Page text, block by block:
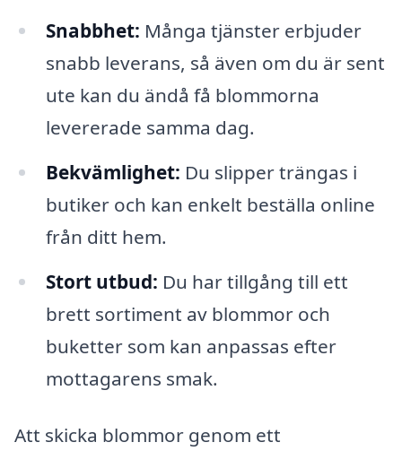
Snabbhet: Många tjänster erbjuder
snabb leverans, så även om du är sent
ute kan du ändå få blommorna
levererade samma dag.
Bekvämlighet: Du slipper trängas i
butiker och kan enkelt beställa online
från ditt hem.
Stort utbud: Du har tillgång till ett
brett sortiment av blommor och
buketter som kan anpassas efter
mottagarens smak.
Att skicka blommor genom ett